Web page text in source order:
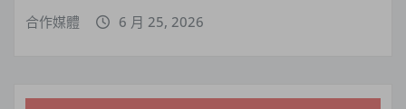
合作媒體 6 月 25, 2026